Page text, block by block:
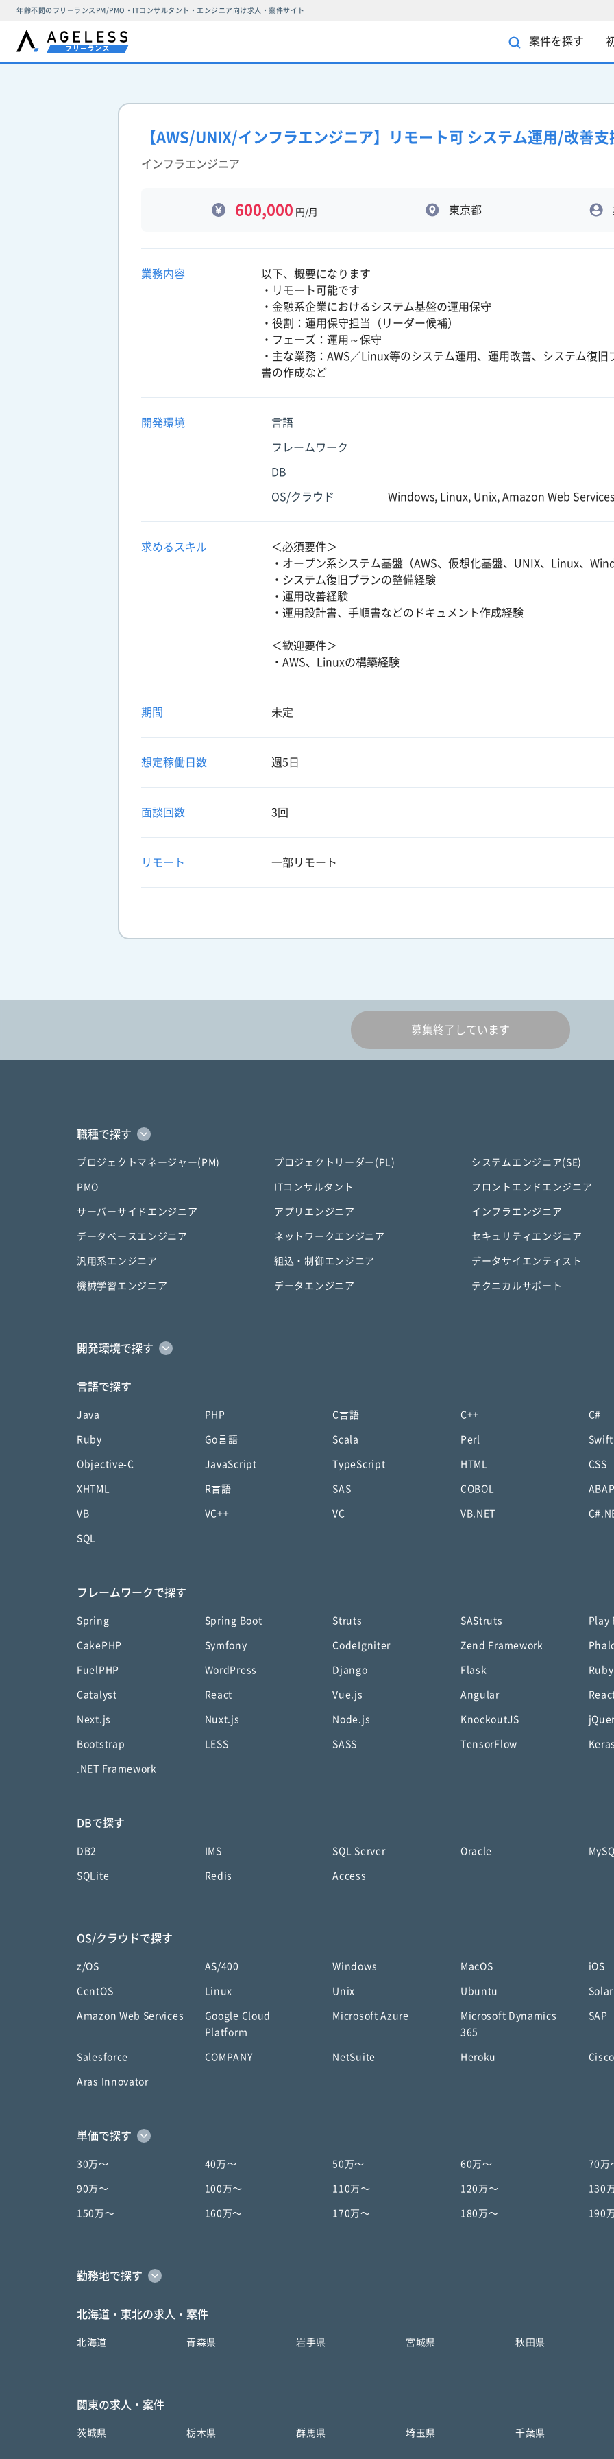
年齢不問のフリーランスPM/PMO・ITコンサルタント・エンジニア向け求人・案件サイト
案件を探す
【AWS/UNIX/インフラエンジニア】リモート可 システム運用/改善支
インフラエンジニア
600,000 円/月 東京都
業務内容
以下、概要になります
・リモート可能です
・金融系企業におけるシステム基盤の運用保守
・役割：運用保守担当（リーダー候補）
・フェーズ：運用～保守
・主な業務：AWS／Linux等のシステム運用、運用改善、システム復
書の作成など
開発環境 言語
フレームワーク
DB
OS/クラウド Windows, Linux, Unix, Amazon Web Services
求めるスキル
＜必須要件＞
・オープン系システム基盤（AWS、仮想化基盤、UNIX、Linux、
・システム復旧プランの整備経験
・運用改善経験
・運用設計書、手順書などのドキュメント作成経験
＜歓迎要件＞
・AWS、Linuxの構築経験
期間 未定
想定稼働日数 週5日
面談回数 3回
リモート 一部リモート
募集終了しています
職種で探す
プロジェクトマネージャー(PM) プロジェクトリーダー(PL) システムエンジニア(SE)
PMO ITコンサルタント フロントエンドエンジニア
サーバーサイドエンジニア アプリエンジニア インフラエンジニア
データベースエンジニア ネットワークエンジニア セキュリティエンジニア
汎用系エンジニア 組込・制御エンジニア データサイエンティスト
機械学習エンジニア データエンジニア テクニカルサポート
開発環境で探す
言語で探す
Java PHP C言語 C++ C#
Ruby Go言語 Scala Perl Swift
Objective-C JavaScript TypeScript HTML CSS
XHTML R言語 SAS COBOL ABAP
VB VC++ VC VB.NET
SQL
フレームワークで探す
Spring Spring Boot Struts SAStruts Play
CakePHP Symfony CodeIgniter Zend Framework
FuelPHP WordPress Django Flask
Catalyst React Vue.js Angular
Next.js Nuxt.js Node.js KnockoutJS
Bootstrap LESS SASS TensorFlow Keras
.NET Framework
DBで探す
DB2 IMS SQL Server Oracle
SQLite Redis Access
OS/クラウドで探す
z/OS AS/400 Windows MacOS iOS
CentOS Linux Unix Ubuntu
Amazon Web Services
Google Cloud
Platform
Microsoft Azure
Microsoft Dynamics
365
SAP
Salesforce COMPANY NetSuite Heroku Cisco
Aras Innovator
単価で探す
30万〜 40万〜 50万〜 60万〜 70万
90万〜 100万〜 110万〜 120万〜 130
150万〜 160万〜 170万〜 180万〜 190
勤務地で探す
北海道・東北の求人・案件
北海道 青森県 岩手県 宮城県 秋田県
関東の求人・案件
茨城県 栃木県 群馬県 埼玉県 千葉県